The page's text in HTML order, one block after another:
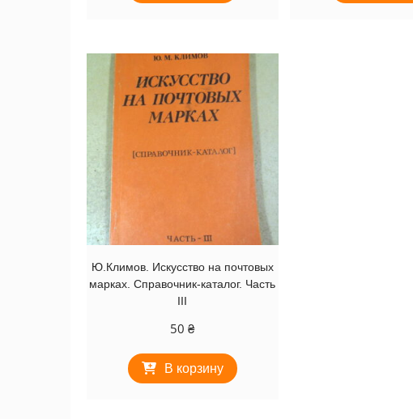
Ю.Климов. Искусство на почтовых
марках. Справочник-каталог. Часть
III
50₴
В корзину